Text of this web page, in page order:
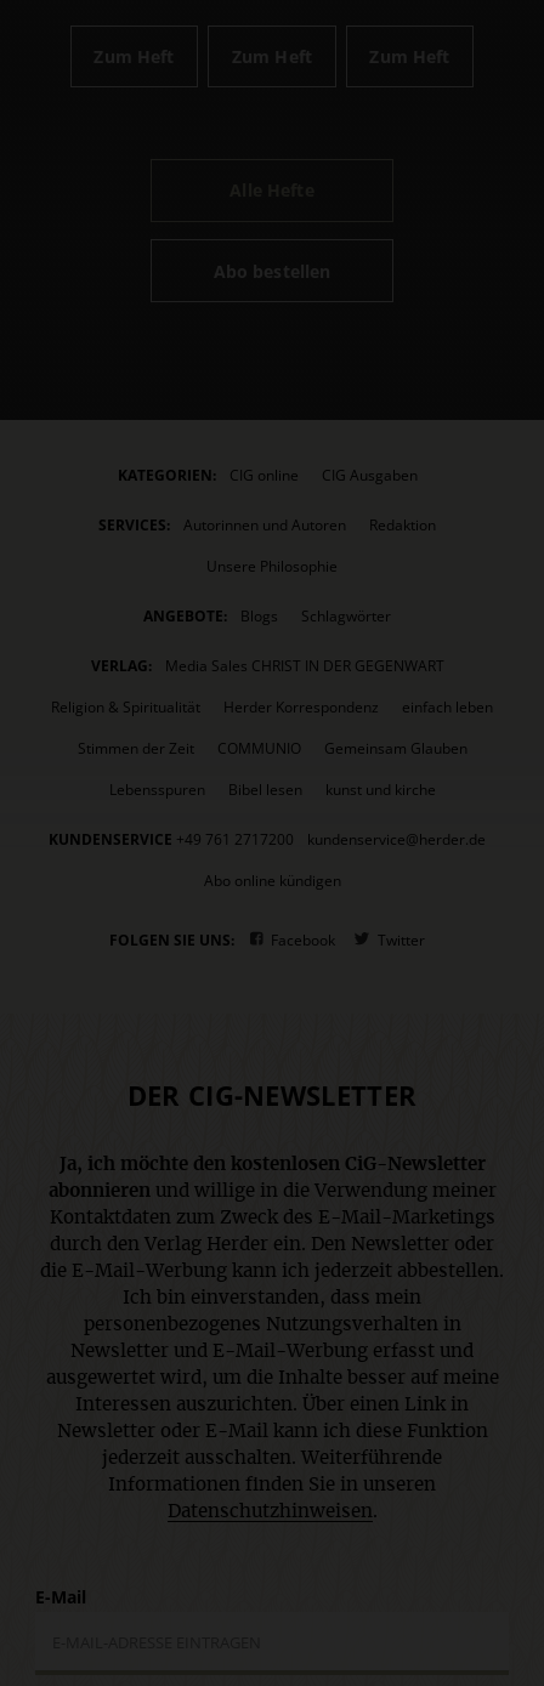
Zum Heft Zum Heft Zum Heft
Abo bestellen
KATEGORIEN: CIG online CIG Ausgaben
SERVICES: Autorinnen und Autoren
Redaktion
Unsere Philosophie
ANGEBOTE: Blogs Schlagwörter
VERLAG:
Media Sales CHRIST IN DER GEGENWART
Religion & Spiritualität
Herder Korrespondenz
einfach leben
Stimmen der Zeit
COMMUNIO
Gemeinsam Glauben
Lebensspuren
Bibel lesen kunst und kirche
KUNDENSERVICE +49 761 2717200
kundenservice@herder.de
Abo online kündigen
FOLGEN SIE UNS: Facebook Twitter
DER CIG-NEWSLETTER
Ja, ich möchte den kostenlosen CiG-Newsletter
abonnieren und willige in die Verwendung meiner
Kontaktdaten zum Zweck des E-Mail-Marketings
durch den Verlag Herder ein. Den Newsletter oder
die E-Mail-Werbung kann ich jederzeit abbestellen.
Ich bin einverstanden, dass mein
personenbezogenes Nutzungsverhalten in
Newsletter und E-Mail-Werbung erfasst und
ausgewertet wird, um die Inhalte besser auf meine
Interessen auszurichten. Über einen Link in
Newsletter oder E-Mail kann ich diese Funktion
jederzeit ausschalten. Weiterführende
Informationen finden Sie in unseren
Datenschutzhinweisen .
E-Mail